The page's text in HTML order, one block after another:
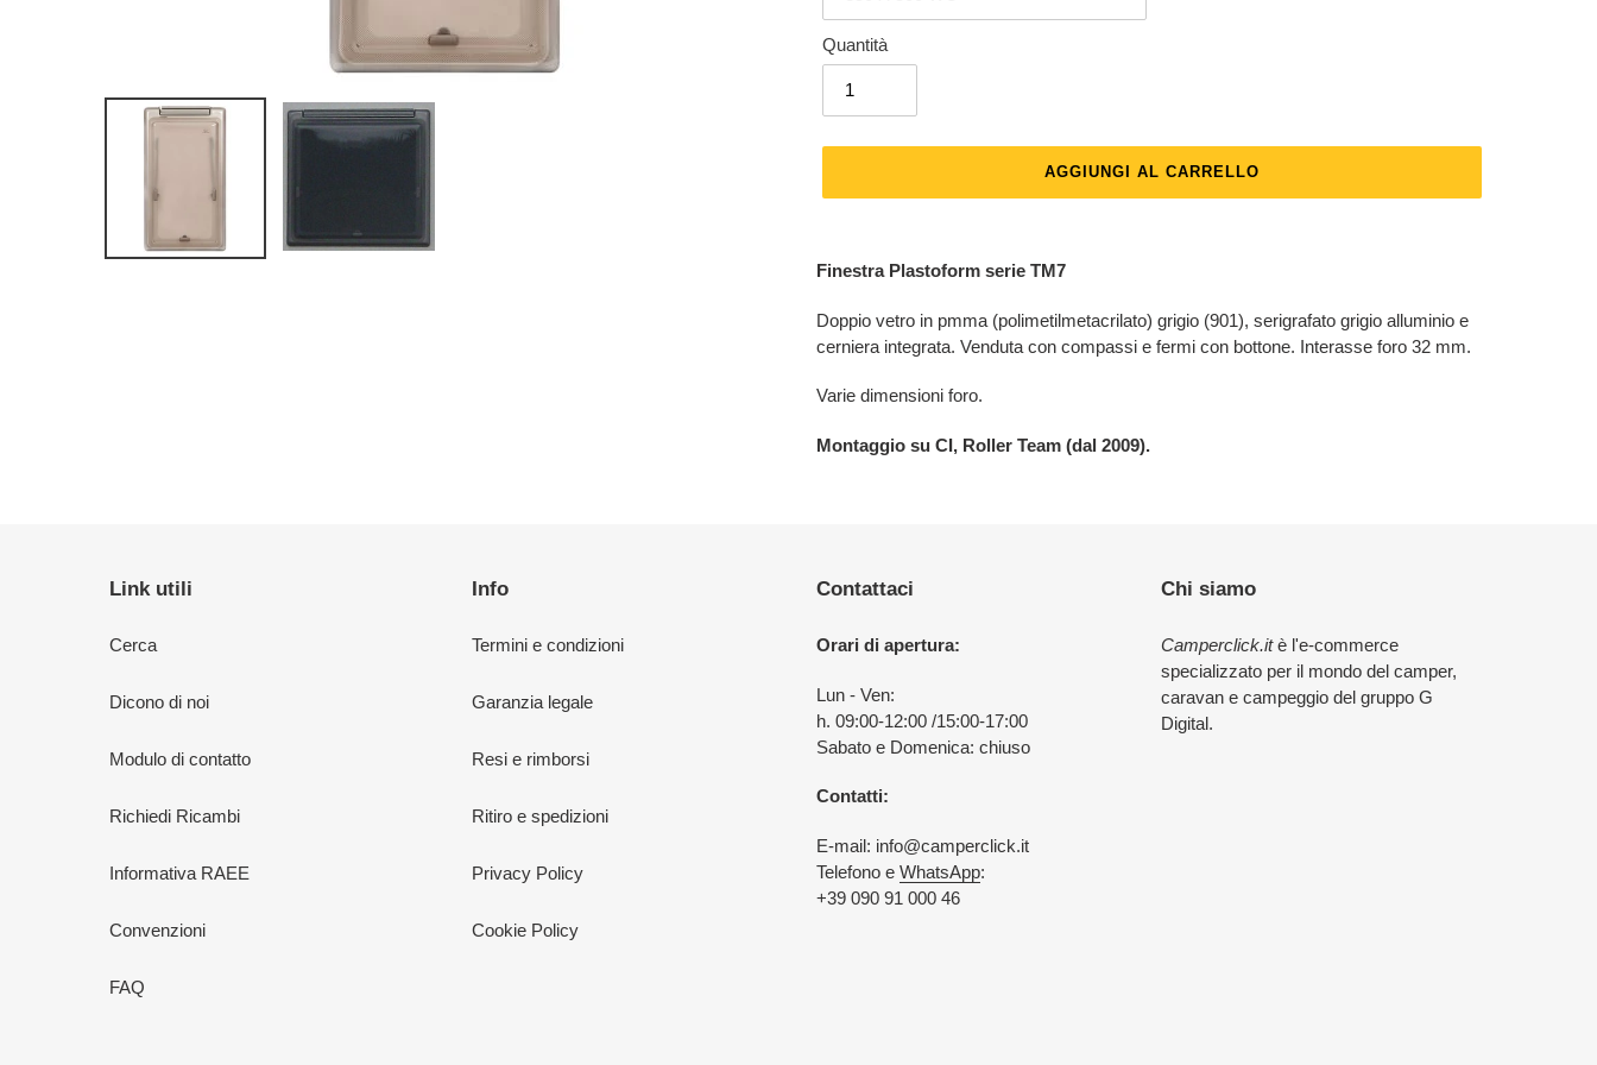
Quantità
AGGIUNGI AL CARRELLO
del
nel
carrello
Finestra Plastoform serie TM7
Doppio vetro in pmma (polimetilmetacrilato) grigio (901), serigrafato grigio alluminio e
cerniera integrata. Venduta con compassi e fermi con bottone. Interasse foro 32 mm.
Varie dimensioni foro.
Montaggio su CI, Roller Team (dal 2009).
Link utili
Cerca
Dicono di noi
Modulo di contatto
Richiedi Ricambi
Informativa RAEE
Convenzioni
FAQ
Info
Termini e condizioni
Garanzia legale
Resi e rimborsi
Ritiro e spedizioni
Privacy Policy
Cookie Policy
Contattaci
Orari di apertura:
Lun - Ven:
h. 09:00-12:00 /15:00-17:00
Sabato e Domenica: chiuso
Contatti:
E-mail: info@camperclick.it
Telefono e WhatsApp:
+39 090 91 000 46
Chi siamo
Camperclick.itè l'e-commerce
specializzato per il mondo del camper,
caravan e campeggio del gruppo G
Digital.